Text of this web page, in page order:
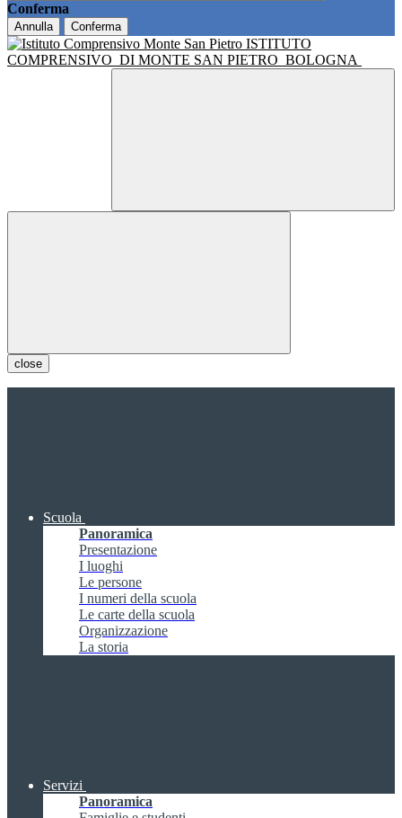
Conferma
Annulla Conferma
ISTITUTO
COMPRENSIVO DI MONTE SAN PIETRO BOLOGNA
close
Scuola
Panoramica
Presentazione
I luoghi
Le persone
I numeri della scuola
Le carte della scuola
Organizzazione
La storia
Servizi
Panoramica